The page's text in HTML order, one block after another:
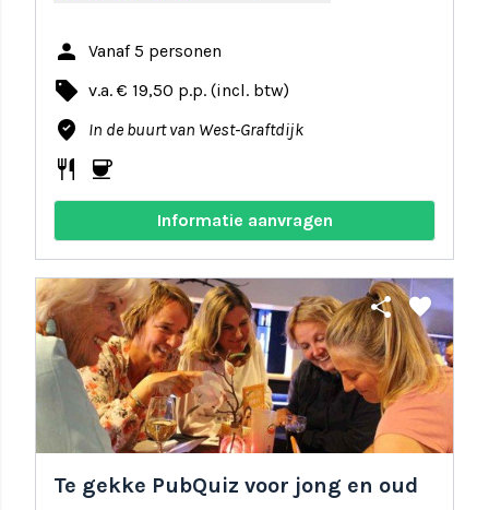
person Vanaf 5 personen
local_offer v.a. € 19,50 p.p. (incl. btw)
where_to_vote In de buurt van West-Graftdijk
restaurant coffee
Informatie aanvragen
share favorite
Te gekke PubQuiz voor jong en oud